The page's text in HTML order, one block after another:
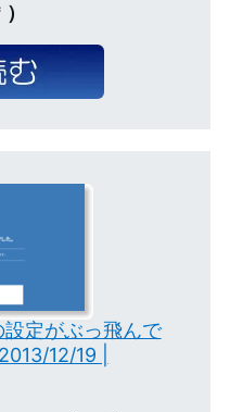
定がぶっ飛んで
12/19 |